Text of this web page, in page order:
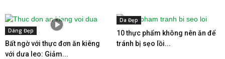
Dáng Đẹp
Bất ngờ với thực đơn ăn kiêng
với dưa leo: Giảm...
Da Đẹp
10 thực phẩm không nên ăn để
tránh bị sẹo lồi...